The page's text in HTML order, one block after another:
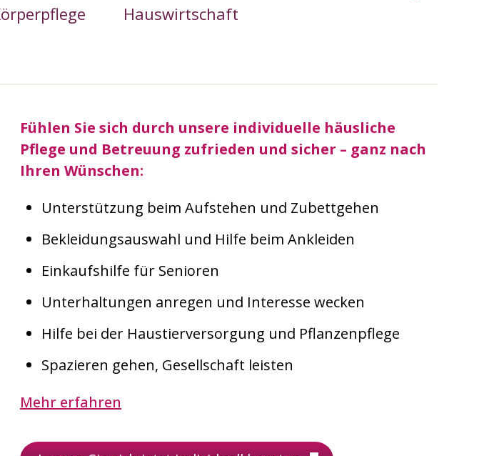
Hauswirtschaft
Fühlen Sie sich durch unsere individuelle häusliche
Pflege und Betreuung zufrieden und sicher – ganz nach
Ihren Wünschen:
Unterstützung beim Aufstehen und Zubettgehen
Bekleidungsauswahl und Hilfe beim Ankleiden
Einkaufshilfe für Senioren
Unterhaltungen anregen und Interesse wecken
Hilfe bei der Haustierversorgung und Pflanzenpflege
Spazieren gehen, Gesellschaft leisten
Mehr erfahren